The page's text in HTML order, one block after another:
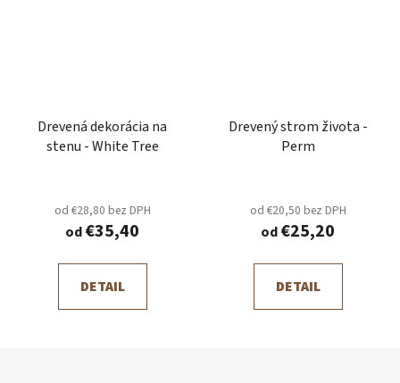
Drevená dekorácia na
stenu - White Tree
od €28,80 bez DPH
od€35,40
DETAIL
Drevený strom života -
Perm
od €20,50 bez DPH
od€25,20
DETAIL